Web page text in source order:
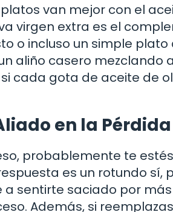
van mejor con el
virgen extra es el
o incluso un simple
aliño casero mezclando
cada gota de aceite de
en la Pérdida
probablemente te
es un rotundo sí,
sentirte saciado por
Además, si